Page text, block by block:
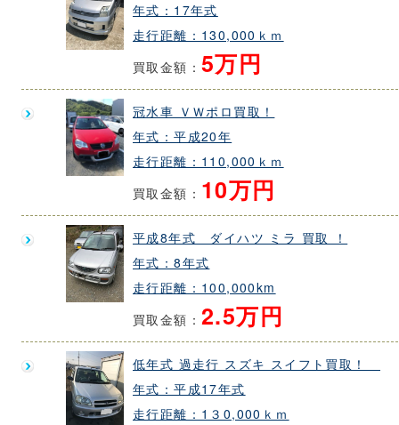
年式：17年式
走行距離：130,000ｋｍ
買取金額： 5万円
冠水車 ＶＷポロ買取！
年式：平成20年
走行距離：110,000ｋｍ
買取金額： 10万円
平成8年式 ダイハツ ミラ 買取 ！
年式：8年式
走行距離：100,000km
買取金額： 2.5万円
低年式 過走行 スズキ スイフト買取！
年式：平成17年式
走行距離：1３0,000ｋｍ